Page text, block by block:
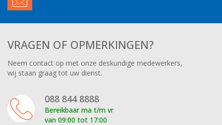
VRAGEN OF OPMERKINGEN?
Neem contact op met onze deskundige medewerkers,
wij staan graag tot uw dienst.
088 844 8888
Bereikbaar ma t/m vr
van 09:00 tot 17:00